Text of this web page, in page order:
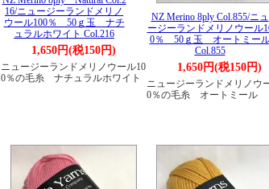
16/ニュージーランドメリノ
ウール100％ 50ｇ玉 ナチ
ュラルホワイト Col.216
1,650円(税150円)
ニュージーランドメリノウール10
0％の毛糸 ナチュラルホワイト
NZ Merino 8ply Col.855/ニュ
ージーランドメリノウール
0％ 50ｇ玉 オートミー
Col.855
1,650円(税150円)
ニュージーランドメリノウ
0％の毛糸 オートミール